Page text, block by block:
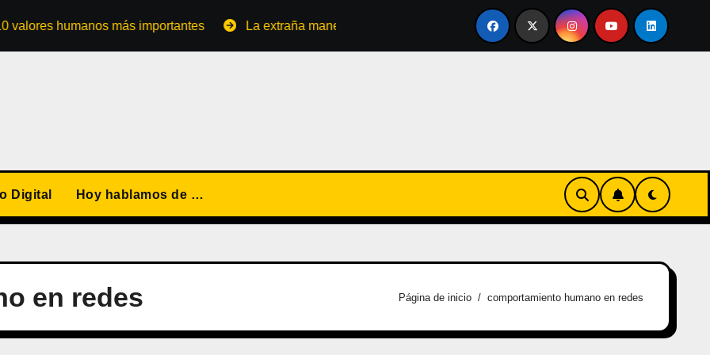
humanos más importantes La extraña manera de convertirse en familia El primer tour de la India Chiquitina
Digital Hoy hablamos de …
en redes Página de inicio comportamiento humano en redes